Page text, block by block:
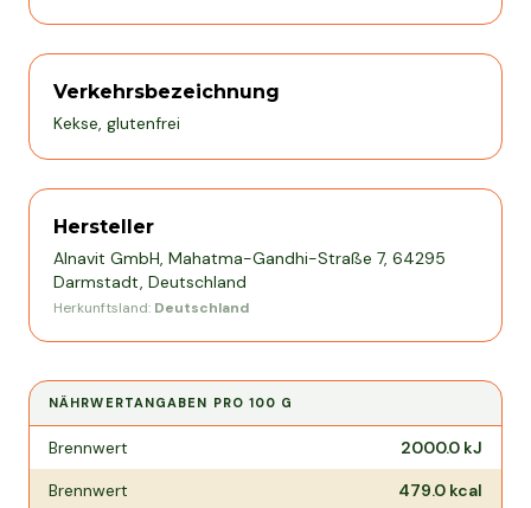
Verkehrsbezeichnung
Kekse, glutenfrei
Hersteller
Alnavit GmbH, Mahatma-Gandhi-Straße 7, 64295
Darmstadt, Deutschland
Herkunftsland: Deutschland
NÄHRWERTANGABEN PRO100 G
Nährwertangaben pro
Brennwert 2000.0 kJ
Brennwert
479.0 kcal